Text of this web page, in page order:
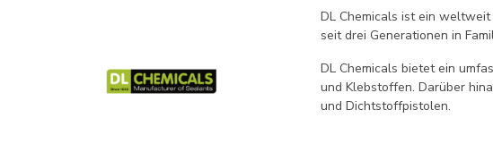
DL Chemicals ist ein
seit drei Generationen in
DL Chemicals bietet ein
und Klebstoffen. Darüber
und Dichtstoffpistolen.